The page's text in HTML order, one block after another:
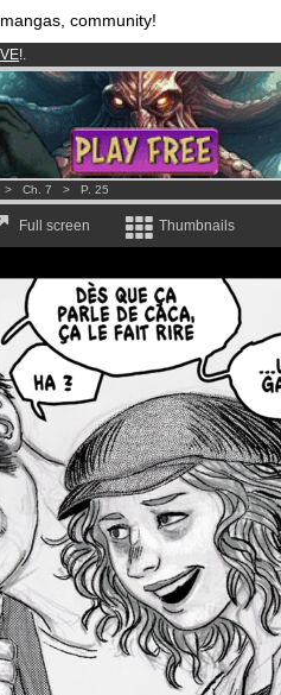
community!
!.
eurosper month !Get membership now
1000 comics & mangas!.
> Ch. 7 > P. 25
Full screen Thumbnails